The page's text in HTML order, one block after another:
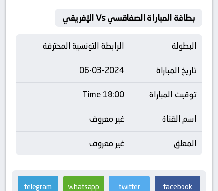
بطاقة المباراة الصفاقسي Vs الإفريقي
البطولة
الرابطة التونسية المحترفة
تاريخ المباراة
06-03-2024
توقيت المباراة
18:00 Time
اسم القناة
غير معروف
المعلق
غير معروف
facebook
twitter
whatsapp
telegram